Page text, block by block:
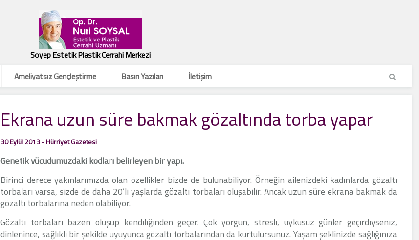
Soyep Estetik Plastik Cerrahi Merkezi
Ameliyatsız Gençleştirme Basın Yazıları İletişim
Ekrana uzun süre bakmak gözaltında torba yapar
30 Eylül 2013 - Hürriyet Gazetesi
Genetik vücudumuzdaki kodları belirleyen bir yapı.
Birinci derece yakınlarımızda olan özellikler bizde de bulunabiliyor. Örneğin ailenizdeki kadınlarda gözaltı
torbaları varsa, sizde de daha 20’li yaşlarda gözaltı torbaları oluşabilir. Ancak uzun süre ekrana bakmak da
gözaltı torbalarına neden olabiliyor.
Gözaltı torbaları bazen oluşup kendiliğinden geçer. Çok yorgun, stresli, uykusuz günler geçirdiyseniz,
dinlenince, sağlıklı bir şekilde uyuyunca gözaltı torbalarından da kurtulursunuz. Yaşam şeklinizde sağlığınıza